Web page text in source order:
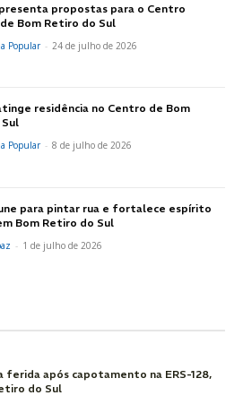
propostas para o Centro
Bom Retiro do Sul
Popular - 24 de julho de 2026
residência no Centro de Bom
Popular - 8 de julho de 2026
para pintar rua e fortalece espírito
Bom Retiro do Sul
- 1 de julho de 2026
ferida após capotamento na ERS-128,
do Sul